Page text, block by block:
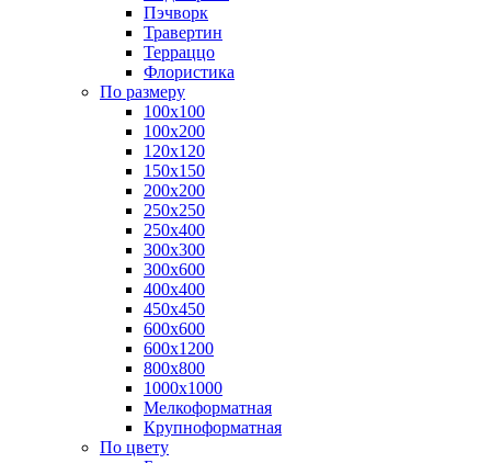
Пэчворк
Травертин
Терраццо
Флористика
По размеру
100х100
100х200
120х120
150х150
200х200
250х250
250х400
300х300
300х600
400х400
450х450
600х600
600х1200
800х800
1000х1000
Мелкоформатная
Крупноформатная
По цвету